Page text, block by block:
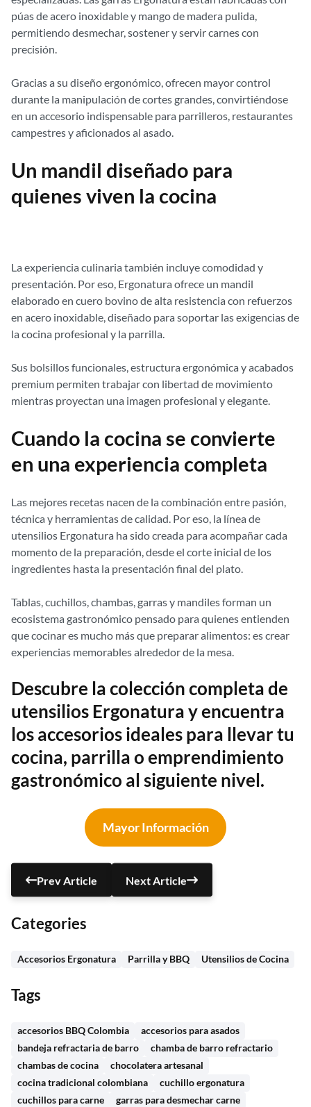
púas de acero inoxidable y mango de madera pulida,
permitiendo desmechar, sostener y servir carnes con
precisión.
Gracias a su diseño ergonómico, ofrecen mayor control
durante la manipulación de cortes grandes, convirtiéndose
en un accesorio indispensable para parrilleros, restaurantes
campestres y aficionados al asado.
Un mandil diseñado para
quienes viven la cocina
La experiencia culinaria también incluye comodidad y
presentación. Por eso, Ergonatura ofrece un mandil
elaborado en cuero bovino de alta resistencia con refuerzos
en acero inoxidable, diseñado para soportar las exigencias de
la cocina profesional y la parrilla.
Sus bolsillos funcionales, estructura ergonómica y acabados
premium permiten trabajar con libertad de movimiento
mientras proyectan una imagen profesional y elegante.
Cuando la cocina se convierte
en una experiencia completa
Las mejores recetas nacen de la combinación entre pasión,
técnica y herramientas de calidad. Por eso, la línea de
utensilios Ergonatura ha sido creada para acompañar cada
momento de la preparación, desde el corte inicial de los
ingredientes hasta la presentación final del plato.
Tablas, cuchillos, chambas, garras y mandiles forman un
ecosistema gastronómico pensado para quienes entienden
que cocinar es mucho más que preparar alimentos: es crear
experiencias memorables alrededor de la mesa.
Descubre la colección completa de
utensilios Ergonatura y encuentra
los accesorios ideales para llevar tu
cocina, parrilla o emprendimiento
gastronómico al siguiente nivel.
Mayor Información
Prev Article Next Article
Categories
Accesorios Ergonatura Parrilla y BBQ Utensilios de Cocina
Tags
accesorios BBQ Colombia
accesorios para asados
bandeja refractaria de barro
chamba de barro refractario
chambas de cocina
chocolatera artesanal
cocina tradicional colombiana
cuchillo ergonatura
cuchillos para carne
garras para desmechar carne